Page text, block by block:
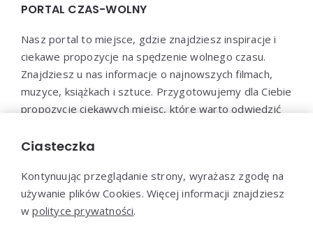
PORTAL CZAS-WOLNY
Nasz portal to miejsce, gdzie znajdziesz inspiracje i
ciekawe propozycje na spędzenie wolnego czasu.
Znajdziesz u nas informacje o najnowszych filmach,
muzyce, książkach i sztuce. Przygotowujemy dla Ciebie
propozycje ciekawych miejsc, które warto odwiedzić
zrelaksować się. Dołącz do naszej społeczności i
Ciasteczka
Kontynuując przeglądanie strony, wyrażasz zgodę na
używanie plików Cookies. Więcej informacji znajdziesz
wpolityce prywatności.